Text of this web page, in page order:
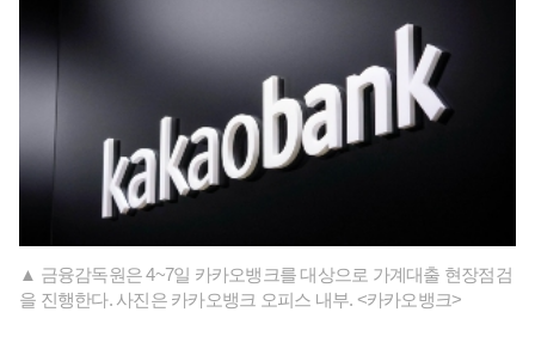
▲ 금융감독원은 4~7일 카카오뱅크를 대상으로 가계대출 현장점검
을 진행한다. 사진은 카카오뱅크 오피스 내부. <카카오뱅크>